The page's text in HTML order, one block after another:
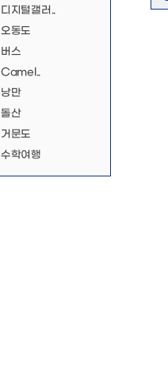
디지털갤러..
오동도
버스
Camel..
낭만
돌산
거문도
수학여행